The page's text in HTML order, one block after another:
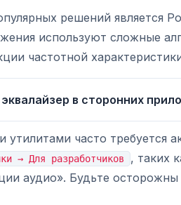
решений является
используют сложные
частотной
в сторонних
утилитами часто требуется
→ Для разработчиков
, таких
аудио». Будьте